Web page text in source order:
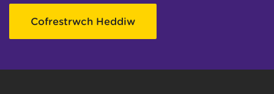
Cofrestrwch Heddiw